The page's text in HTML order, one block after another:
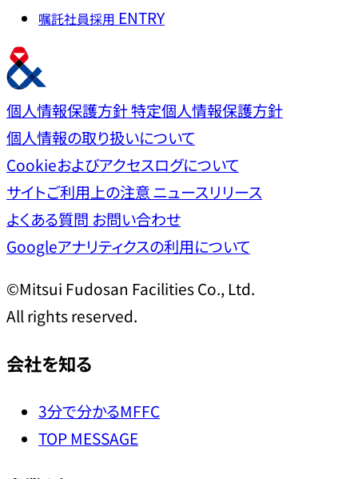
嘱託社員採用 ENTRY
個人情報保護方針特定個人情報保護方針
個人情報の取り扱いについて
Cookieおよびアクセスログについて
サイトご利用上の注意ニュースリリース
よくある質問 お問い合わせ
Googleアナリティクスの利用について
©Mitsui Fudosan Facilities Co., Ltd.
All rights reserved.
会社を知る
3分で分かるMFFC
TOP MESSAGE